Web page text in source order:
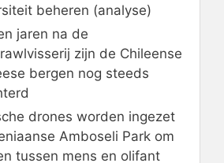
beheren (analyse)
jaren na de
zijn de Chileense
bergen nog steeds
drones worden ingezet
Amboseli Park om
tussen mens en olifant